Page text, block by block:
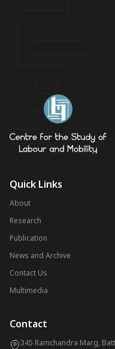
Quick Links
About
Research
Publication
News and Archive
Contact Us
Multimedia
Contact
345 Ramchandra Marg,